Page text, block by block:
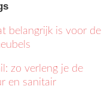
belangrijk is voor de
zo verleng je de
en sanitair